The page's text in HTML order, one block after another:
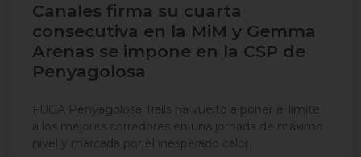
Canales firma su cuarta
consecutiva en la MiM y Gemma
Arenas se impone en la CSP de
Penyagolosa
FUGA Penyagolosa Trails ha vuelto a poner al límite
a los mejores corredores en una jornada de máximo
nivel y marcada por el inesperado calor.